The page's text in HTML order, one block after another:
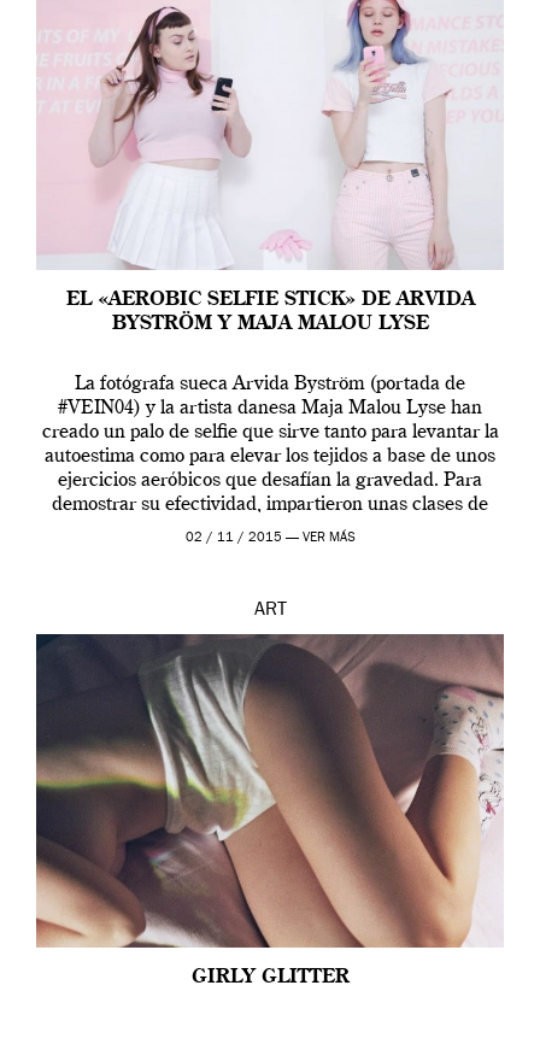
EL «AEROBIC SELFIE STICK» DE ARVIDA
BYSTRÖM Y MAJA MALOU LYSE
La fotógrafa sueca Arvida Byström (portada de
#VEIN04) y la artista danesa Maja Malou Lyse han
creado un palo de selfie que sirve tanto para levantar la
autoestima como para elevar los tejidos a base de unos
ejercicios aeróbicos que desafían la gravedad. Para
demostrar su efectividad, impartieron unas clases de
prueba en el Tate […]
02 / 11 / 2015 — VER MÁS
ART
GIRLY GLITTER